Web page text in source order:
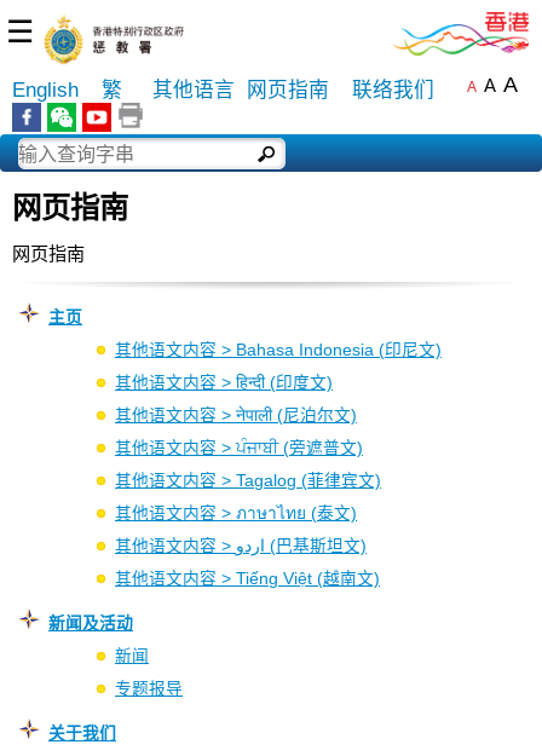
☰
English 繁 其他语言 网页指南 联络我们 A A A
网页指南
网页指南
主页
其他语文内容 > Bahasa Indonesia (印尼文)
其他语文内容 > हिन्दी (印度文)
其他语文内容 > नेपाली (尼泊尔文)
其他语文内容 > ਪੰਜਾਬੀ (旁遮普文)
其他语文内容 > Tagalog (菲律宾文)
其他语文内容 > ภาษาไทย (泰文)
其他语文内容 > اردو (巴基斯坦文)
其他语文内容 > Tiếng Việt (越南文)
新闻及活动
新闻
专题报导
关于我们